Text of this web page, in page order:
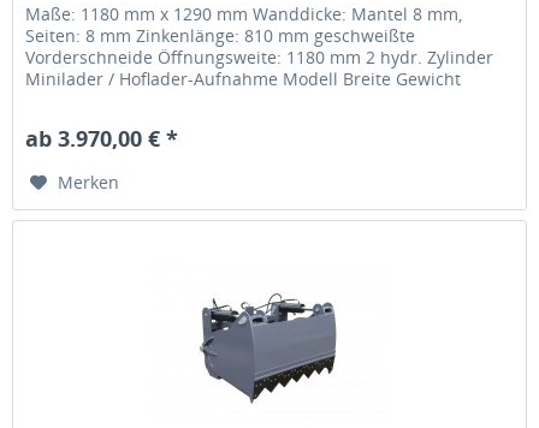
Maße: 1180 mm x 1290 mm Wanddicke: Mantel 8 mm,
Seiten: 8 mm Zinkenlänge: 810 mm geschweißte
Vorderschneide Öffnungsweite: 1180 mm 2 hydr. Zylinder
Minilader / Hoflader-Aufnahme Modell Breite Gewicht
ab 3.970,00 € *
Merken